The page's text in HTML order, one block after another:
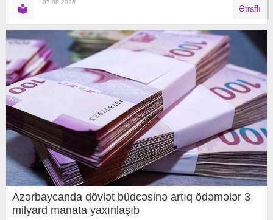
07.08.2026
Ətraflı
Azərbaycanda dövlət büdcəsinə artıq ödəmələr 3
milyard manata yaxınlaşıb